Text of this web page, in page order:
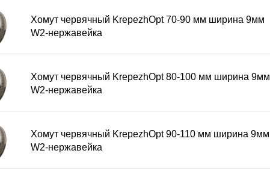
Хомут червячный KrepezhOpt 70-90 мм ширина 9мм
W2-нержавейка
Хомут червячный KrepezhOpt 80-100 мм ширина 9мм
W2-нержавейка
Хомут червячный KrepezhOpt 90-110 мм ширина 9мм
W2-нержавейка